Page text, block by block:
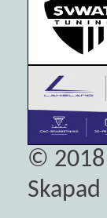
© 2018